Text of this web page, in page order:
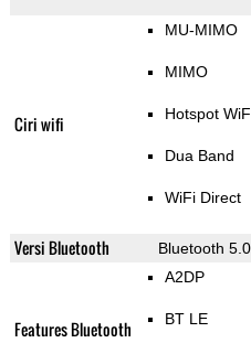
Ciri wifi
MU-MIMO
MIMO
Hotspot
Dua Band
WiFi Direct
Versi Bluetooth Bluetooth 5.0
Features Bluetooth
A2DP
BT LE